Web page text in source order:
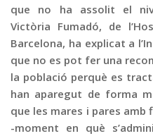
que no ha assolit el
Victòria Fumadó, de
Barcelona, ha explicat a
que no es pot fer una
la població perquè es
han aparegut de forma
que les mares i pares amb
-moment en què